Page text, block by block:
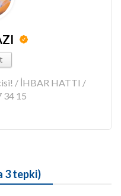
/ İHBAR HATTI /
34 15
3 tepki)